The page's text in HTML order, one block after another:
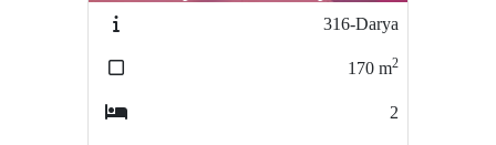
316-Darya
m 2